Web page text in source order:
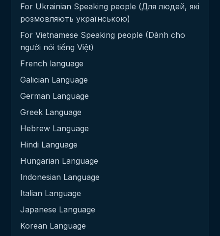
For Ukrainian Speaking people (Для людей, які
розмовляють українською)
For Vietnamese Speaking people (Dành cho
người nói tiếng Việt)
French language
Galician Language
German Language
Greek Language
Hebrew Language
Hindi Language
Hungarian Language
Indonesian Language
Italian Language
Japanese Language
Korean Language